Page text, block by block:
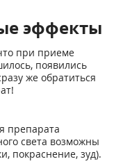
эффекты
при приеме
появились
же обратиться
препарата
света возможны
покраснение, зуд).